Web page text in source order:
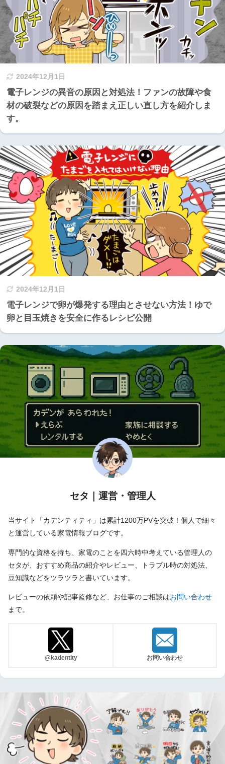
2024年12月1日
電子レンジの異音の原因と対処法！ファンの故障や食
材の破裂などの原因を踏まえ正しい直し方を紹介しま
す。
2024年12月1日
電子レンジで卵が爆発する理由とさせない方法！ゆで
卵と目玉焼きを安全に作るレシピ公開
セタ｜運営・管理人
当サイト「カデンティティ」は累計1200万PVを突破！個人で細々
と運営している家電情報ブログです。
専門的な資格を持ち、家電のことを四六時中考えている管理人の
セタが、おすすめ商品の紹介やレビュー、トラブル時の対処法、
豆知識などをツラツラと書いています。
レビューの依頼や記事監修など、お仕事のご相談はお問い合わせ
まで。
@kadentity お問い合わせ